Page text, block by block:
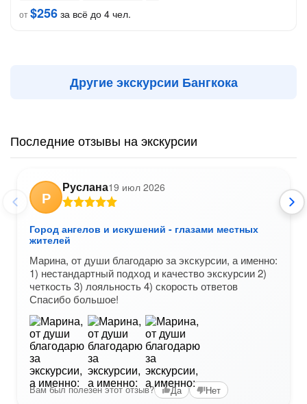
от$256 за всё до 4 чел.
Другие экскурсии Бангкока
Последние отзывы на экскурсии
Р
Руслана19 июл 2026
Город ангелов и искушений - глазами местных
жителей
Марина, от души благодарю за экскурсии, а именно:
1) нестандартный подход и качество экскурсии 2)
четкость 3) лояльность 4) скорость ответов
Спасибо большое!
Вам был полезен этот отзыв? Да Нет